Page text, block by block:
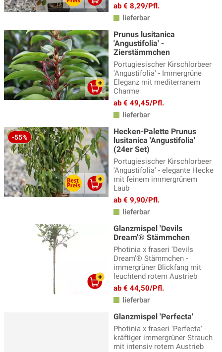
ab € 8,29/Pfl.
lieferbar
Prunus lusitanica
'Angustifolia' -
Zierstämmchen
Portugiesischer Kirschlorbeer
'Angustifolia' - Immergrüne
Eleganz mit mediterranem
Charme
ab € 49,45/Pfl.
lieferbar
-55%
Hecken-Palette Prunus
lusitanica 'Angustifolia'
(24er Set)
Portugiesischer Kirschlorbeer
'Angustifolia' - elegante Hecke
mit feinem immergrünem
Laub
ab € 9,90/Pfl.
lieferbar
Glanzmispel 'Devils
Dream'® Stämmchen
Photinia x fraseri 'Devils
Dream'® Stämmchen -
immergrüner Blickfang mit
leuchtend rotem Austrieb
ab € 44,50/Pfl.
lieferbar
Glanzmispel 'Perfecta'
Photinia x fraseri 'Perfecta' -
kräftiger immergrüner Strauch
mit intensiv rotem Austrieb